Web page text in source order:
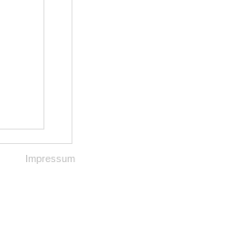
Impressum